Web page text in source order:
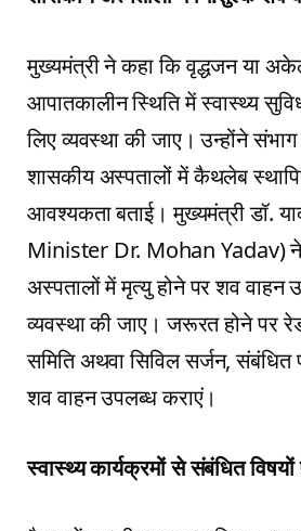
मुख्यमंत्री ने कहा कि वृद्धजन या
आपातकालीन स्थिति में स्वास्थ्य
लिए व्यवस्था की जाए। उन्होंने
शासकीय अस्पतालों में कैथलेब
आवश्यकता बताई। मुख्यमंत्री डॉ.
Minister Dr. Mohan Yadav)
अस्पतालों में मृत्यु होने पर शव वाहन
व्यवस्था की जाए। जरूरत होने पर
समिति अथवा सिविल सर्जन, संबंधित
शव वाहन उपलब्ध कराएं।
स्वास्थ्य कार्यक्रमों से संबंधित विषयों